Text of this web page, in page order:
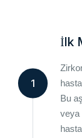
1
İlk
Bu
veya